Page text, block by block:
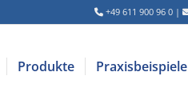
+49 611 900 96 0 |
Produkte Praxisbeispiele